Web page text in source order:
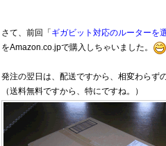
さて、前回「 ギガビット対応のルーターを
をAmazon.co.jpで購入しちゃいました。
発注の翌日は、配送ですから、相変わらず
（送料無料ですから、特にですね。）